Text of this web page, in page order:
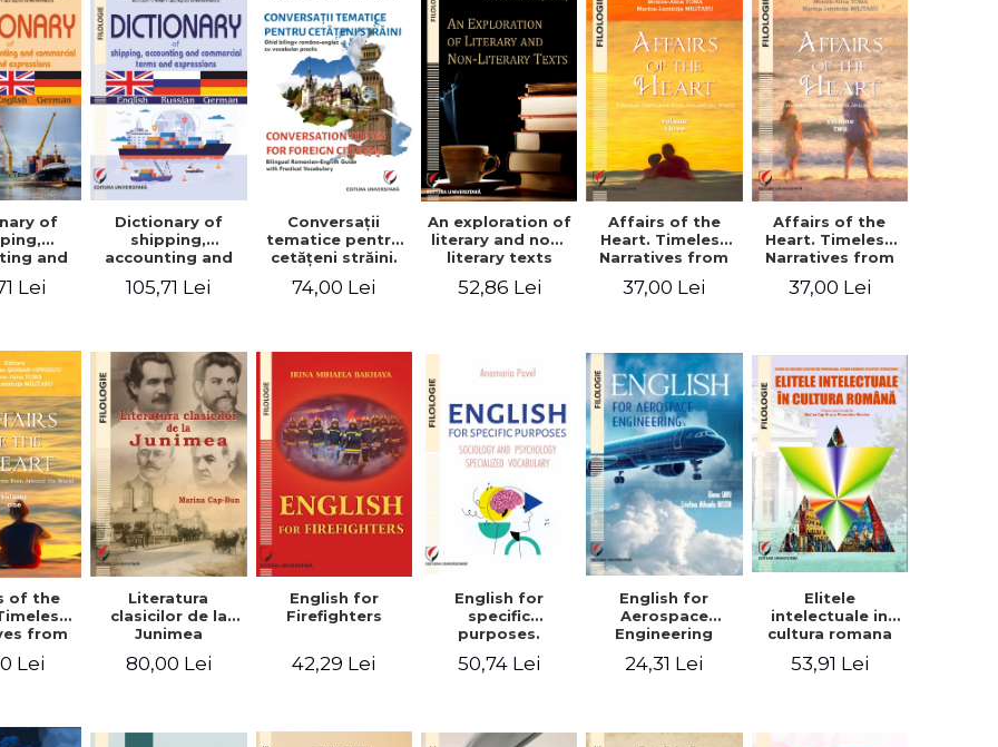
citoyens
étrangers
of
and
and
Lei
Dictionary of
shipping,
accounting and
terms and
105,71 Lei
Conversaţii
tematice pentru
cetăţeni străini.
româno-englez
Bilingual
Romanian-
English guide
with practical
vocabulary
74,00 Lei
An exploration of
literary and non-
literary texts
52,86 Lei
Affairs of the
Heart. Timeless
Narratives from
World. Volume
37,00 Lei
Affairs of the
Heart. Timeless
Narratives from
World. Volume
37,00 Lei
of the
from
Lei
Literatura
clasicilor de la
Junimea
80,00 Lei
English for
Firefighters
42,29 Lei
English for
specific
purposes.
psychology
50,74 Lei
English for
Aerospace
Engineering
24,31 Lei
Elitele
intelectuale in
cultura romana
53,91 Lei